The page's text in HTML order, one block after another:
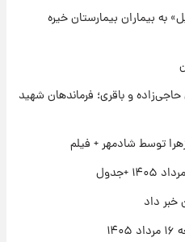
گسترده با ورود ال‌نینو؛ کدام
خواهند بود؟
خریدهای جدید پرسپولیس اعلام
محبی و سرگیف با اعداد ویژه
«کیف پول ایران» اعلام
به بیماران بیمارستان خیره
و باقری؛ فرماندهان شهید
توسط شادمهر + فیلم
خبر داد